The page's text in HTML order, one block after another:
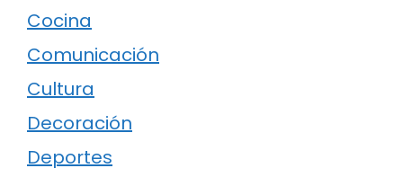
Cocina
Comunicación
Cultura
Decoración
Deportes